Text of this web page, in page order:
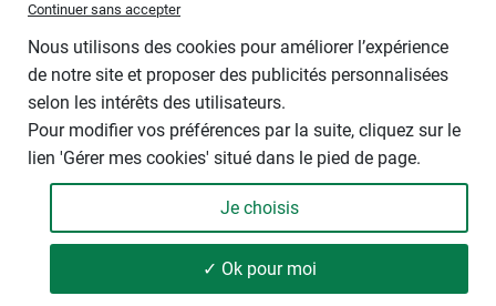
- +
Ajouter
Continuer sans accepter
Nous utilisons des cookies pour améliorer l’expérience
de notre site et proposer des publicités personnalisées
selon les intérêts des utilisateurs.
Pour modifier vos préférences par la suite, cliquez sur le
lien 'Gérer mes cookies' situé dans le pied de page.
Je choisis
✓ Ok pour moi